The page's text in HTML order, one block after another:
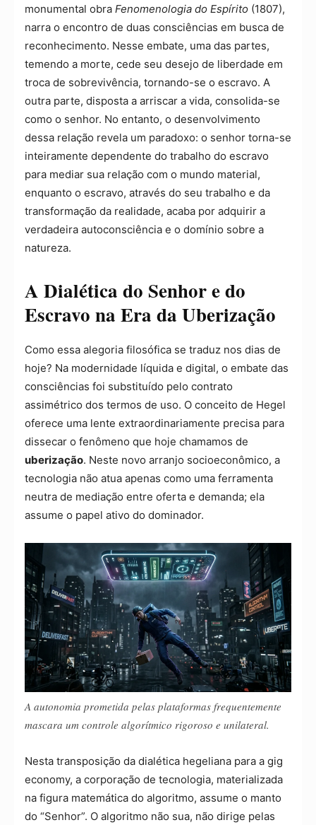
monumental obra Fenomenologia do Espírito (1807),
narra o encontro de duas consciências em busca de
reconhecimento. Nesse embate, uma das partes,
temendo a morte, cede seu desejo de liberdade em
troca de sobrevivência, tornando-se o escravo. A
outra parte, disposta a arriscar a vida, consolida-se
como o senhor. No entanto, o desenvolvimento
dessa relação revela um paradoxo: o senhor torna-se
inteiramente dependente do trabalho do escravo
para mediar sua relação com o mundo material,
enquanto o escravo, através do seu trabalho e da
transformação da realidade, acaba por adquirir a
verdadeira autoconsciência e o domínio sobre a
natureza.
A Dialética do Senhor e do
Escravo na Era da Uberização
Como essa alegoria filosófica se traduz nos dias de
hoje? Na modernidade líquida e digital, o embate das
consciências foi substituído pelo contrato
assimétrico dos termos de uso. O conceito de Hegel
oferece uma lente extraordinariamente precisa para
dissecar o fenômeno que hoje chamamos de
uberização. Neste novo arranjo socioeconômico, a
tecnologia não atua apenas como uma ferramenta
neutra de mediação entre oferta e demanda; ela
assume o papel ativo do dominador.
A autonomia prometida pelas plataformas frequentemente
mascara um controle algorítmico rigoroso e unilateral.
Nesta transposição da dialética hegeliana para a gig
economy, a corporação de tecnologia, materializada
na figura matemática do algoritmo, assume o manto
do “Senhor”. O algoritmo não sua, não dirige pelas